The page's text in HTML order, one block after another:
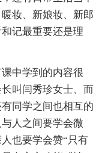
妆、新娘妆、新郎
记最重要还是理
中学到的内容很
叫闫秀珍女士、而
同学之间也相互的
人之间要学会微
也要学会赞“只有